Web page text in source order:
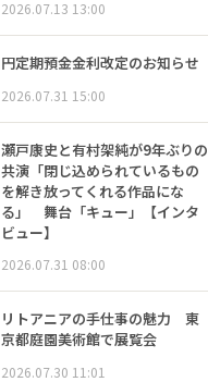
2026.07.13 13:00
円定期預金金利改定のお知らせ
2026.07.31 15:00
瀬戸康史と有村架純が9年ぶりの
共演「閉じ込められているもの
を解き放ってくれる作品にな
る」 舞台「キュー」【インタ
ビュー】
2026.07.31 08:00
リトアニアの手仕事の魅力 東
京都庭園美術館で展覧会
2026.07.30 11:01